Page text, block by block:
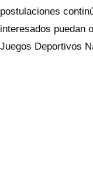
postulaciones
interesados puedan
Juegos Deportivos